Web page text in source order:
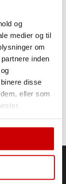
og
medier og til
om
inden
disse
eller som